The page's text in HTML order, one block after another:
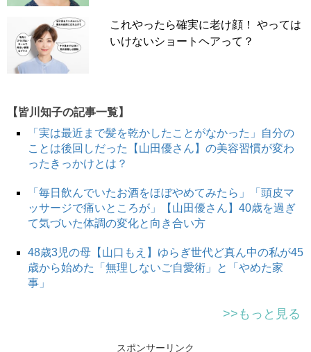
新しく生え変わるまでの毛髪サイクルが正常でなくなって
しまいます。
どうして毛髪サイクルがくずれるかというと、血液の巡り
が悪くなると細胞の活性が低下します。すると細胞が分裂
たりします。
つまり、健康な毛髪を育てるには、眠っている細胞をいか
に元気にするかということが大切になってきます。
―――頭皮にダメージを与える原因はストレスや血行不良
以外にもありますか？
特にダメージが大きいのは紫外線ですね。紫外線＝肌に悪
いということは多くの人が知っていると思います。
実は紫外線は髪にも大きなダメージを与えます。さらにい
「エアポリューション」も髪へのダメージ大。ヘア用の紫
これやったら確実に老け顔！ やっては
いけないショートヘアって？
【皆川知子の記事一覧】
「実は最近まで髪を乾かしたことがなかった」自分の
ことは後回しだった【山田優さん】の美容習慣が変わ
ったきっかけとは？
「毎日飲んでいたお酒をほぼやめてみたら」「頭皮マ
ッサージで痛いところが」【山田優さん】40歳を過ぎ
て気づいた体調の変化と向き合い方
48歳3児の母【山口もえ】ゆらぎ世代ど真ん中の私が45
歳から始めた「無理しないご自愛術」と「やめた家
事」
>>もっと見る
スポンサーリンク